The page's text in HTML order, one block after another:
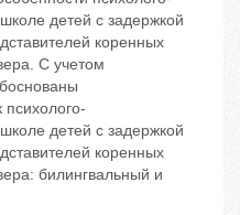
детей с задержкой
коренных
С учетом
психолого-
детей с задержкой
коренных
билингвальный и